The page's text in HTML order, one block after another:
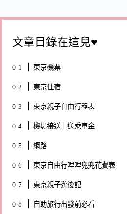
文章目錄在這兒♥
東京機票
東京住宿
東京親子自由行程表
機場接送｜送乘車金
網路
東京自由行哩哩兜兜花費表
東京親子遊後記
自助旅行出發前必看